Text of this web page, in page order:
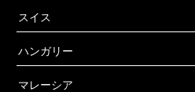
スイス
ハンガリー
マレーシア